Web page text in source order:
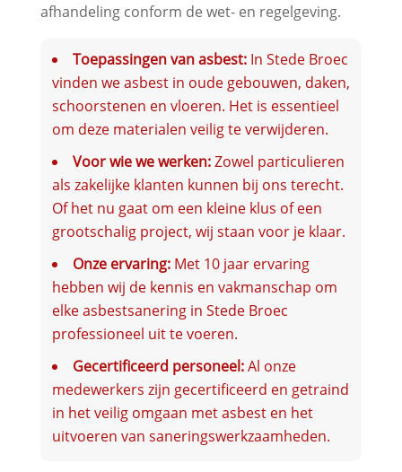
afhandeling conform de wet- en regelgeving.
Toepassingen van asbest:In Stede Broec
vinden we asbest in oude gebouwen, daken,
schoorstenen en vloeren. Het is essentieel
om deze materialen veilig te verwijderen.
Voor wie we werken:Zowel particulieren
als zakelijke klanten kunnen bij ons terecht.
Of het nu gaat om een kleine klus of een
grootschalig project, wij staan voor je klaar.
Onze ervaring:Met 10 jaar ervaring
hebben wij de kennis en vakmanschap om
elke asbestsanering in Stede Broec
professioneel uit te voeren.
Gecertificeerd personeel:Al onze
medewerkers zijn gecertificeerd en getraind
in het veilig omgaan met asbest en het
uitvoeren van saneringswerkzaamheden.